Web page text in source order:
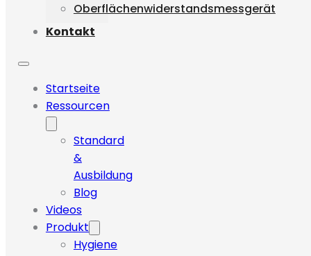
Oberflächenwiderstandsmessgerät
Kontakt
Startseite
Ressourcen
Standard
&
Ausbildung
Blog
Videos
Produkt
Hygiene